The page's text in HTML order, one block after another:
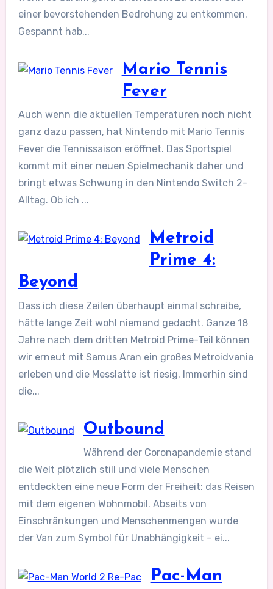
einer bevorstehenden Bedrohung zu entkommen.
Gespannt hab...
Mario Tennis
Fever
Auch wenn die aktuellen Temperaturen noch nicht
ganz dazu passen, hat Nintendo mit Mario Tennis
Fever die Tennissaison eröffnet. Das Sportspiel
kommt mit einer neuen Spielmechanik daher und
bringt etwas Schwung in den Nintendo Switch 2-
Alltag. Ob ich ...
Metroid
Prime 4:
Beyond
Dass ich diese Zeilen überhaupt einmal schreibe,
hätte lange Zeit wohl niemand gedacht. Ganze 18
Jahre nach dem dritten Metroid Prime-Teil können
wir erneut mit Samus Aran ein großes Metroidvania
erleben und die Messlatte ist riesig. Immerhin sind
die...
Outbound
Während der Coronapandemie stand
die Welt plötzlich still und viele Menschen
entdeckten eine neue Form der Freiheit: das Reisen
mit dem eigenen Wohnmobil. Abseits von
Einschränkungen und Menschenmengen wurde
der Van zum Symbol für Unabhängigkeit – ei...
Pac-Man